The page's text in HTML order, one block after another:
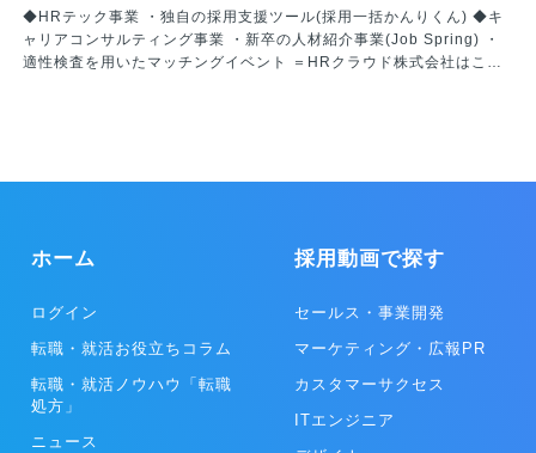
◆HRテック事業 ・独自の採用支援ツール(採用一括かんりくん) ◆キ
ャリアコンサルティング事業 ・新卒の人材紹介事業(Job Spring) ・
適性検査を用いたマッチングイベント ＝HRクラウド株式会社はこん
ホーム
ログイン
転職・就活お役立ちコラム
転職・就活ノウハウ「転職
処方」
ニュース
採用動画で探す
セールス・事業開発
マーケティング・広報PR
カスタマーサクセス
ITエンジニア